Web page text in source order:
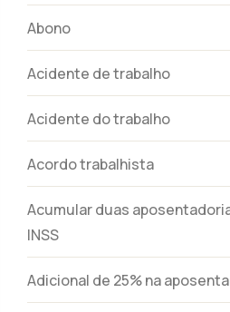
Abono
Acidente de trabalho
Acidente do trabalho
Acordo trabalhista
Acumular duas
INSS
Adicional de 25% na